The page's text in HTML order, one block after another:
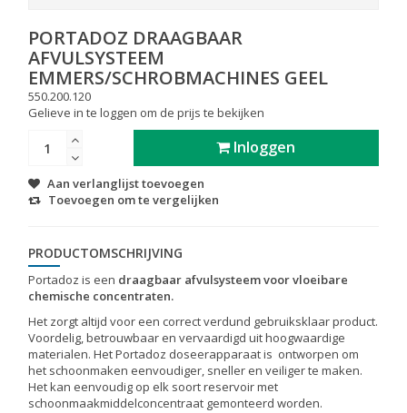
PORTADOZ DRAAGBAAR
AFVULSYSTEEM
EMMERS/SCHROBMACHINES GEEL
550.200.120
Gelieve in te loggen om de prijs te bekijken
Inloggen
Aan verlanglijst toevoegen
Toevoegen om te vergelijken
PRODUCTOMSCHRIJVING
Portadoz is een draagbaar afvulsysteem voor vloeibare
chemische concentraten.
Het zorgt altijd voor een correct verdund gebruiksklaar product.
Voordelig, betrouwbaar en vervaardigd uit hoogwaardige
materialen. Het Portadoz doseerapparaat is ontworpen om
het schoonmaken eenvoudiger, sneller en veiliger te maken.
Het kan eenvoudig op elk soort reservoir met
schoonmaakmiddelconcentraat gemonteerd worden.